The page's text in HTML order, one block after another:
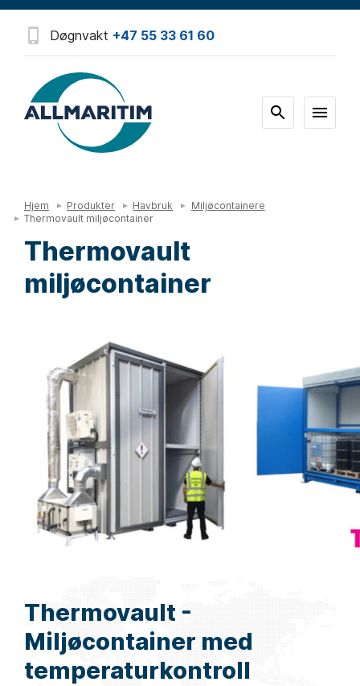
Døgnvakt +47 55 33 61 60
Hjem Produkter Havbruk
Miljøcontainere
Thermovault miljøcontainer
Thermovault
miljøcontainer
Thermovault -
Miljøcontainer med
temperaturkontroll